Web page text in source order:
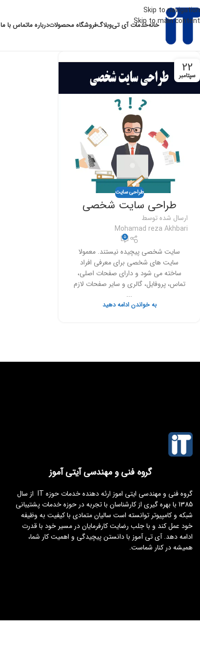
Skip to navigation
Skip to main content
خانهخدمات آی تیوبلاگفروشگاه محصولاتدرباره ماتماس با ما
22
سپتامبر
طراحی سایت
طراحی سایت شخصی
ارسال شده توسط
Mohamad reza Akhbari
5
سایت شخصی پیچیده نیستند. معمولا
سایت های شخصی برای معرفی افراد
ساخته می شود و دارای صفحات اصلی،
تماس، پروفایل، گالری و سایر صفحات لازم
...
به خواندن ادامه دهید
گروه فنی و مهندسی آیتی آموز
گروه فنی و مهندسی ایتی اموز ارئه دهنده خدمات حوزه IT از سال
1385 با بهره گیری از کارشناسان با تجربه در حوزه خدمات پشتیبانی
شبکه و کامپیوتر توانسته است سالیان متمادی با کیفیت به وظیفه
خود عمل کند و با جلب رضایت کارفرمایان در مسیر خود با قدرت
ادامه دهد. آی تی آموز با دانستن پیچیدگی و اهمیت کار شما،
همیشه در کنار شماست.